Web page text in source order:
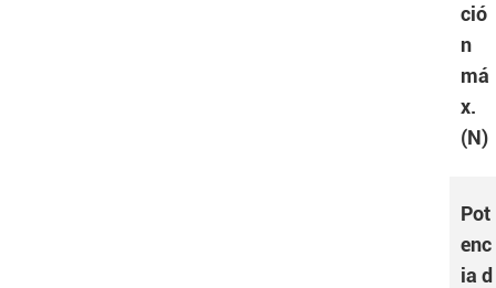
ció
n
má
x.
(N)
Pot
enc
ia d